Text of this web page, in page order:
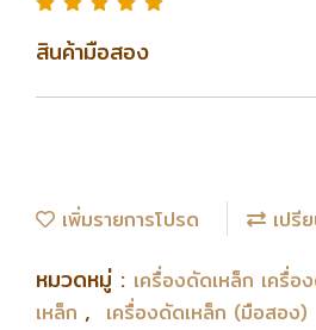
สินค้ามือสอง
เพิ่มรายการโปรด เปรี
หมวดหมู่ : เครื่องดัดเหล็ก เครื่อ
เหล็ก , เครื่องดัดเหล็ก (มือสอง)